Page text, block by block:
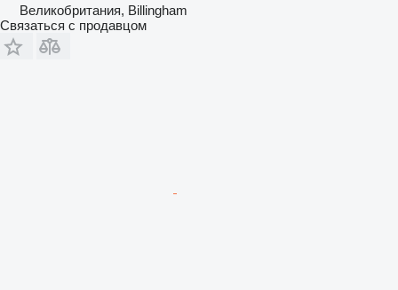
Великобритания, Billingham
Связаться с продавцом